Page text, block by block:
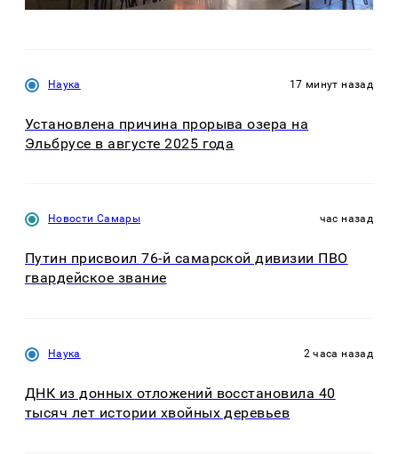
Наука 17 минут назад
Установлена причина прорыва озера на
Эльбрусе в августе 2025 года
Новости Самары час назад
Путин присвоил 76-й самарской дивизии ПВО
гвардейское звание
Наука 2 часа назад
ДНК из донных отложений восстановила 40
тысяч лет истории хвойных деревьев